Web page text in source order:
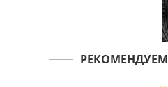
РЕКОМЕНДУЕМ